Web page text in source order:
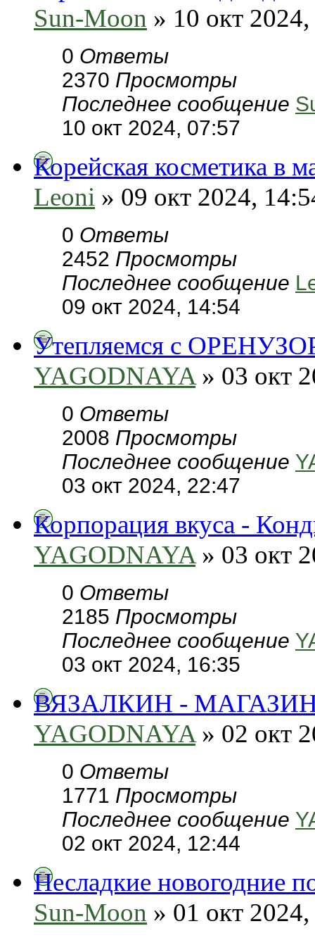
Sun-Moon » 10 окт
0 Ответы
2370 Просмотры
Последнее сообщение
10 окт 2024, 07:57
Корейская косметика в
Leoni » 09 окт 2024,
0 Ответы
2452 Просмотры
Последнее сообщение
09 окт 2024, 14:54
Утепляемся с
YAGODNAYA» 03 окт
0 Ответы
2008 Просмотры
Последнее сообщение
03 окт 2024, 22:47
Корпорация вкуса -
YAGODNAYA» 03 окт
0 Ответы
2185 Просмотры
Последнее сообщение
03 окт 2024, 16:35
ВЯЗАЛКИН -
YAGODNAYA» 02 окт
0 Ответы
1771 Просмотры
Последнее сообщение
02 окт 2024, 12:44
Несладкие новогодние
Sun-Moon » 01 окт